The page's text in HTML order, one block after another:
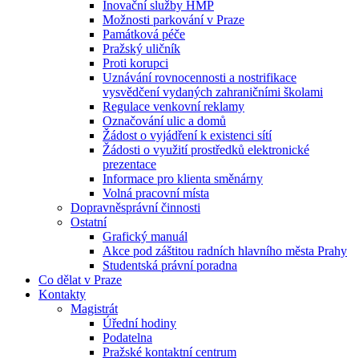
Inovační služby HMP
Možnosti parkování v Praze
Památková péče
Pražský uličník
Proti korupci
Uznávání rovnocennosti a nostrifikace
vysvědčení vydaných zahraničními školami
Regulace venkovní reklamy
Označování ulic a domů
Žádost o vyjádření k existenci sítí
Žádosti o využití prostředků elektronické
prezentace
Informace pro klienta směnárny
Volná pracovní místa
Dopravněsprávní činnosti
Ostatní
Grafický manuál
Akce pod záštitou radních hlavního města Prahy
Studentská právní poradna
Co dělat v Praze
Kontakty
Magistrát
Úřední hodiny
Podatelna
Pražské kontaktní centrum